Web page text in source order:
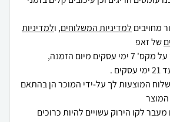
מחויבים למדיניות המשלוחים, ולמדיניות
של זאפ
מיום הזמנה,
עסקים .
המוצעות לך על-ידי המוכר הן בהתאם
המוצר
מעבר לקו הירוק עשויים להיות כרוכים